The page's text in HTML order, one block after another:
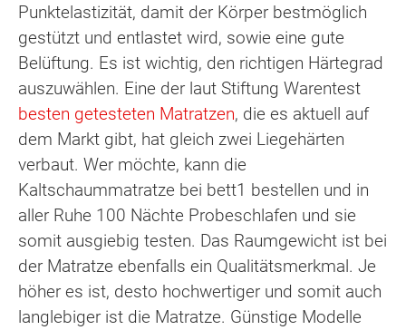
Punktelastizität, damit der Körper bestmöglich
gestützt und entlastet wird, sowie eine gute
Belüftung. Es ist wichtig, den richtigen Härtegrad
auszuwählen. Eine der laut Stiftung Warentest
besten getesteten Matratzen, die es aktuell auf
dem Markt gibt, hat gleich zwei Liegehärten
verbaut. Wer möchte, kann die
Kaltschaummatratze bei bett1 bestellen und in
aller Ruhe 100 Nächte Probeschlafen und sie
somit ausgiebig testen. Das Raumgewicht ist bei
der Matratze ebenfalls ein Qualitätsmerkmal. Je
höher es ist, desto hochwertiger und somit auch
langlebiger ist die Matratze. Günstige Modelle